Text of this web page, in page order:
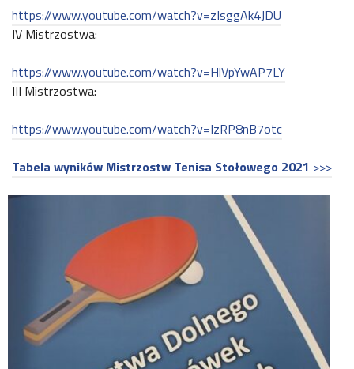
https://www.youtube.com/watch?v=zIsggAk4JDU
IV Mistrzostwa:
https://www.youtube.com/watch?v=HlVpYwAP7LY
III Mistrzostwa:
https://www.youtube.com/watch?v=IzRP8nB7otc
Tabela wyników Mistrzostw Tenisa Stołowego 2021 >>>